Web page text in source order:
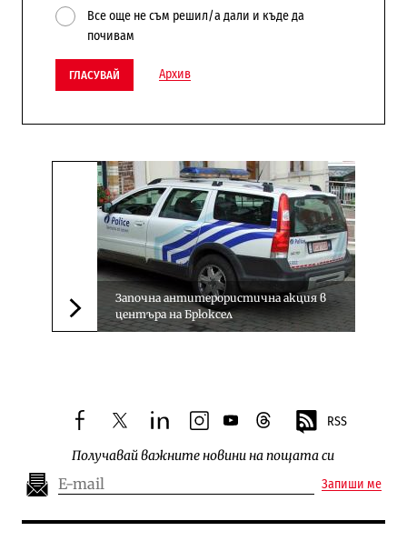
Все още не съм решил/а дали и къде да
почивам
ГЛАСУВАЙ Архив
Следваща новина
Започна антитерористична акция в
центъра на Брюксел
facebooktwitterlinkedininstagram
youtubethreads RSS
Получавай важните новини на пощата си
Запиши ме